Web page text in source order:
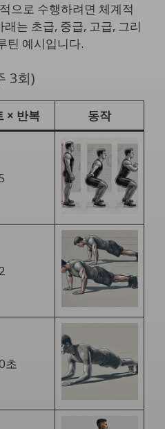
으로 수행하려면 체계적
는 초급, 중급, 고급, 그리
틴 예시입니다.
3회)
× 반복 동작
초